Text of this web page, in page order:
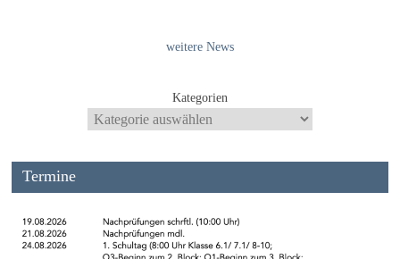
weitere News
Kategorien
Termine